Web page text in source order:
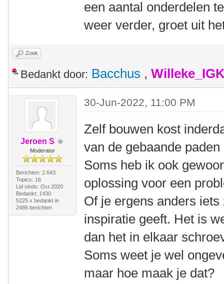
een aantal onderdelen
weer verder, groet uit
Zoek
Bedankt door: Bacchus ,
Jeroen S
Moderator
Berichten: 2.643
Topics: 16
Lid sinds: Oct 2020
Bedankt: 1430
5225 x bedankt in
2486 berichten
30-Jun-2022, 11:00 PM
Zelf bouwen kost
van de gebaande
Soms heb ik ook
oplossing voor een
Of je ergens anders
inspiratie geeft. Het is
dan het in elkaar
Soms weet je wel
maar hoe maak je dat?